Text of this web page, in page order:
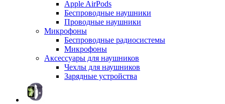
Apple AirPods
Беспроводные наушники
Проводные наушники
Микрофоны
Беспроводные радиосистемы
Микрофоны
Аксессуары для наушников
Чехлы для наушников
Зарядные устройства